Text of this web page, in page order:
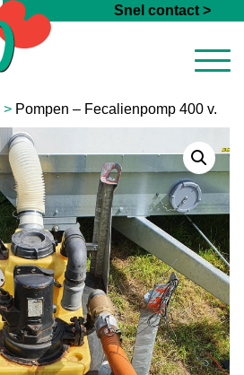
Snel contact >
> Pompen – Fecalienpomp 400 v.